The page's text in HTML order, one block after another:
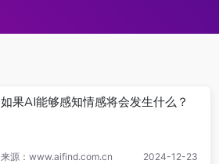
如果AI能够感知情感将会发生什么？
来源：www.aifind.com.cn 2024-12-23